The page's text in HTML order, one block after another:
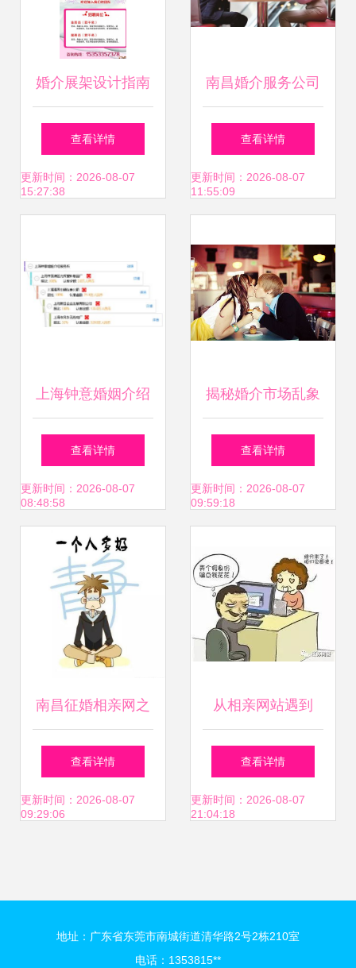
婚介展架设计指南
免费资源与灵感全
集
查看详情
更新时间：2026-08-07
15:27:38
南昌婚介服务公司
之挽回女朋友的误
区 婚姻介绍服务
查看详情
更新时间：2026-08-07
11:55:09
上海钟意婚姻介绍
服务所 专业婚介，
助您邂逅理想伴侣
查看详情
更新时间：2026-08-07
08:48:58
揭秘婚介市场乱象
高额会员费背
后，“定制服务”何
查看详情
更新时间：2026-08-07
09:59:18
南昌征婚相亲网之
怎样提高相亲成功
率——借助婚姻介
查看详情
更新时间：2026-08-07
09:29:06
从相亲网站遇到
查看详情
更新时间：2026-08-07
21:04:18
地址：广东省东莞市南城街道清华路2号2栋210室
电话：1353815**